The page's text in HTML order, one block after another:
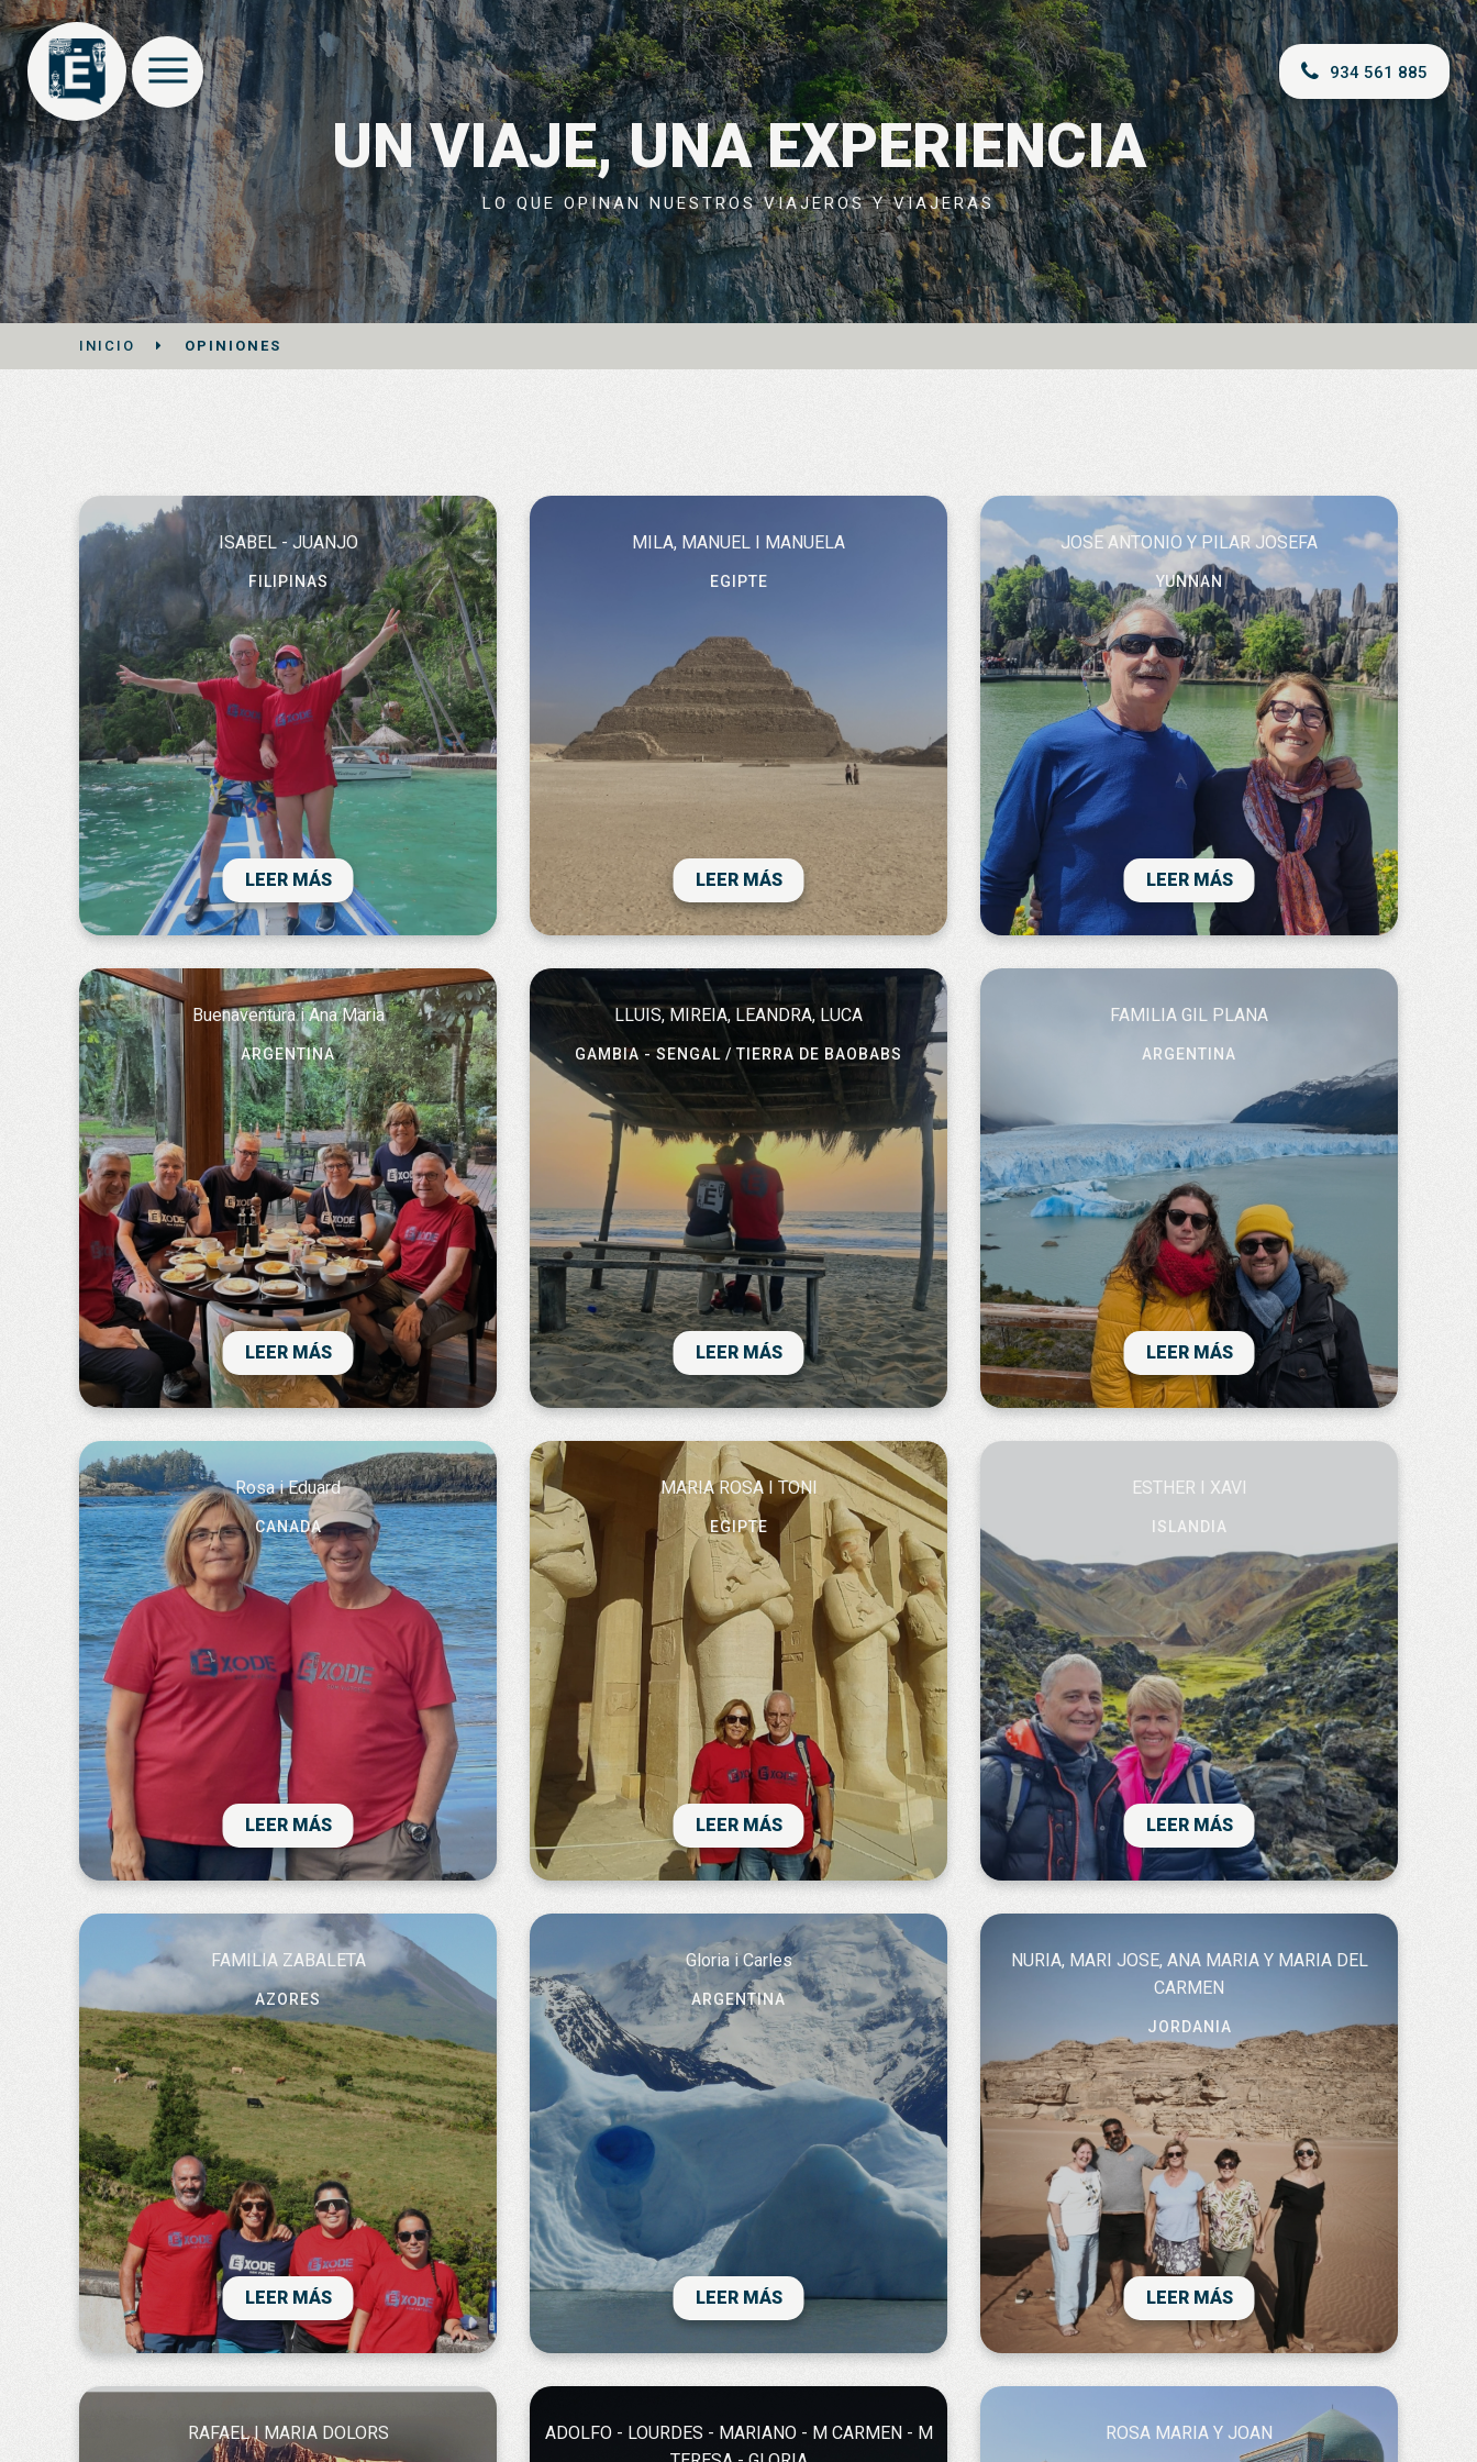
934 561 885
UN VIAJE, UNA EXPERIENCIA
LO QUE OPINAN NUESTROS VIAJEROS Y VIAJERAS
INICIO OPINIONES
ISABEL - JUANJO
FILIPINAS
La sensació global és que hem gaudit molt
del viatge. Ens ha encantat el que hem vist
i la vostra aportació en la organització dels
trasllats ha sigut perfecta.
LEER MÁS
MILA, MANUEL I MANUELA
EGIPTE
El viatge en creuer pel Nilo des de luxor a
aswan és un encert. les visites són
impressionants , potser la que menys el
valle de los reyes i el poblado nubio ,
encara que anar-hi et permet una
navegació més propera pel nilo. La visita a
la meseta de giza i a saqqara son úniques.
Anar d’un període mes modern cap a l’antic
de l’època faraònica té la seva gràcia. El
cairo es un caos. Val molt la pena visitar el
nou museu, idealment mereix dos dies.
LEER MÁS
JOSE ANTONIO Y PILAR JOSEFA
YUNNAN
ya de vuelta...todo muy bien..Yunnan muy,
muy recomendable! Gracias!...nos ha
encantado el viaje!!
LEER MÁS
Buenaventura i Ana Maria
ARGENTINA
El viatge ha estat fantàstic i molt ben
organitzat. Estem molt contents amb
Exode. Hem pogut estar en contacte per
WhatsApp en tot moment, informant-nos
de tot el que faríem el dia següent. Poder
estar en contacte amb ells en cada
moment dona molta tranquil·litat durant el
viatge. Amb Exode Viatges, també hem
estat connectats pel tema d’un canvi de
seients en el vol d’anada amb Level, i
l’atenció de l’agència al client ha estat
perfecta.
LEER MÁS
LLUIS, MIREIA, LEANDRA, LUCA
GAMBIA - SENGAL / TIERRA DE BAOBABS
El viatje ha sigut genial, una molt bona
inmersió en la vida de Senegal.
LEER MÁS
FAMILIA GIL PLANA
ARGENTINA
!El viaje a argentina ha sido increíble!
hemos podido disfrutar del fin del mundo
en ushuaia, de la navidad en los glaciares
patagónicos, de las montañas de colores y
las salinas en la puna del noroeste, del fin
de año en iguazú -el edén en la tierra-, y
del ritmo de la gran ciudad en buenos
aires. argentina, ¡qué país!
LEER MÁS
Rosa i Eduard
CANADA
Esta anant tot super, super bé. Una
meravella tot el que hem vist i el temps
ens ha acompanyat moltíssim.
LEER MÁS
MARIA ROSA I TONI
EGIPTE
Un viatge magnific!, tot hom l'hauria de fer
al menys un cop a la vida. Cultura i mes
Cultura, i la sensació de que tot va
començar en aquella època de faraons
LEER MÁS
ESTHER I XAVI
ISLANDIA
Un viatge al nostre aire, al nostre ritme.
Paisatges i llibertat!
LEER MÁS
FAMILIA ZABALETA
AZORES
Un viatge en familia que mai olvidarem!
LEER MÁS
Gloria i Carles
ARGENTINA
Argentina es un pais muy bonito. hemos
disfrutado mucho de sus paisajes, de la
naturaleza y de su gente. son muy
amables. es un viaje complejo porque hay
muchos vuelos internos, pero la
coordinación ha sido muy buena. nos
llevamos un gran recuerdo. muchas
LEER MÁS
NURIA, MARI JOSE, ANA MARIA Y MARIA DEL
CARMEN
JORDANIA
Ha sido un viaje absolutamente fantástico!
El país, Jordania, una maravilla, y
absolutamente seguro en todos los
sentidos, contra lo que muchos puedan
pensar. Todas las etapas del viaje han sido
muy bonitas. Obviamente petra es
fantástica, pero el desierto de wadi rum, el
mar muerto y el mar rojo -que fue una
visita improvisada sugerida por nuestro
AMMan, jerash o el monte nevo hacen de
este viaje una experiencia inolvidable tanto
LEER MÁS
RAFAEL I MARIA DOLORS
ADOLFO - LOURDES - MARIANO - M CARMEN - M
ROSA MARIA Y JOAN